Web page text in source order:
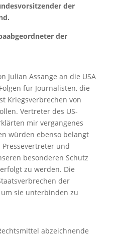
der
der
Julian Assange an die USA
für Journalisten, die
Kriegsverbrechen von
Vertreter des US-
mir vergangenes
würden ebenso belangt
und
besonderen Schutz
zu werden. Die
der
sie unterbinden zu
abzeichnende